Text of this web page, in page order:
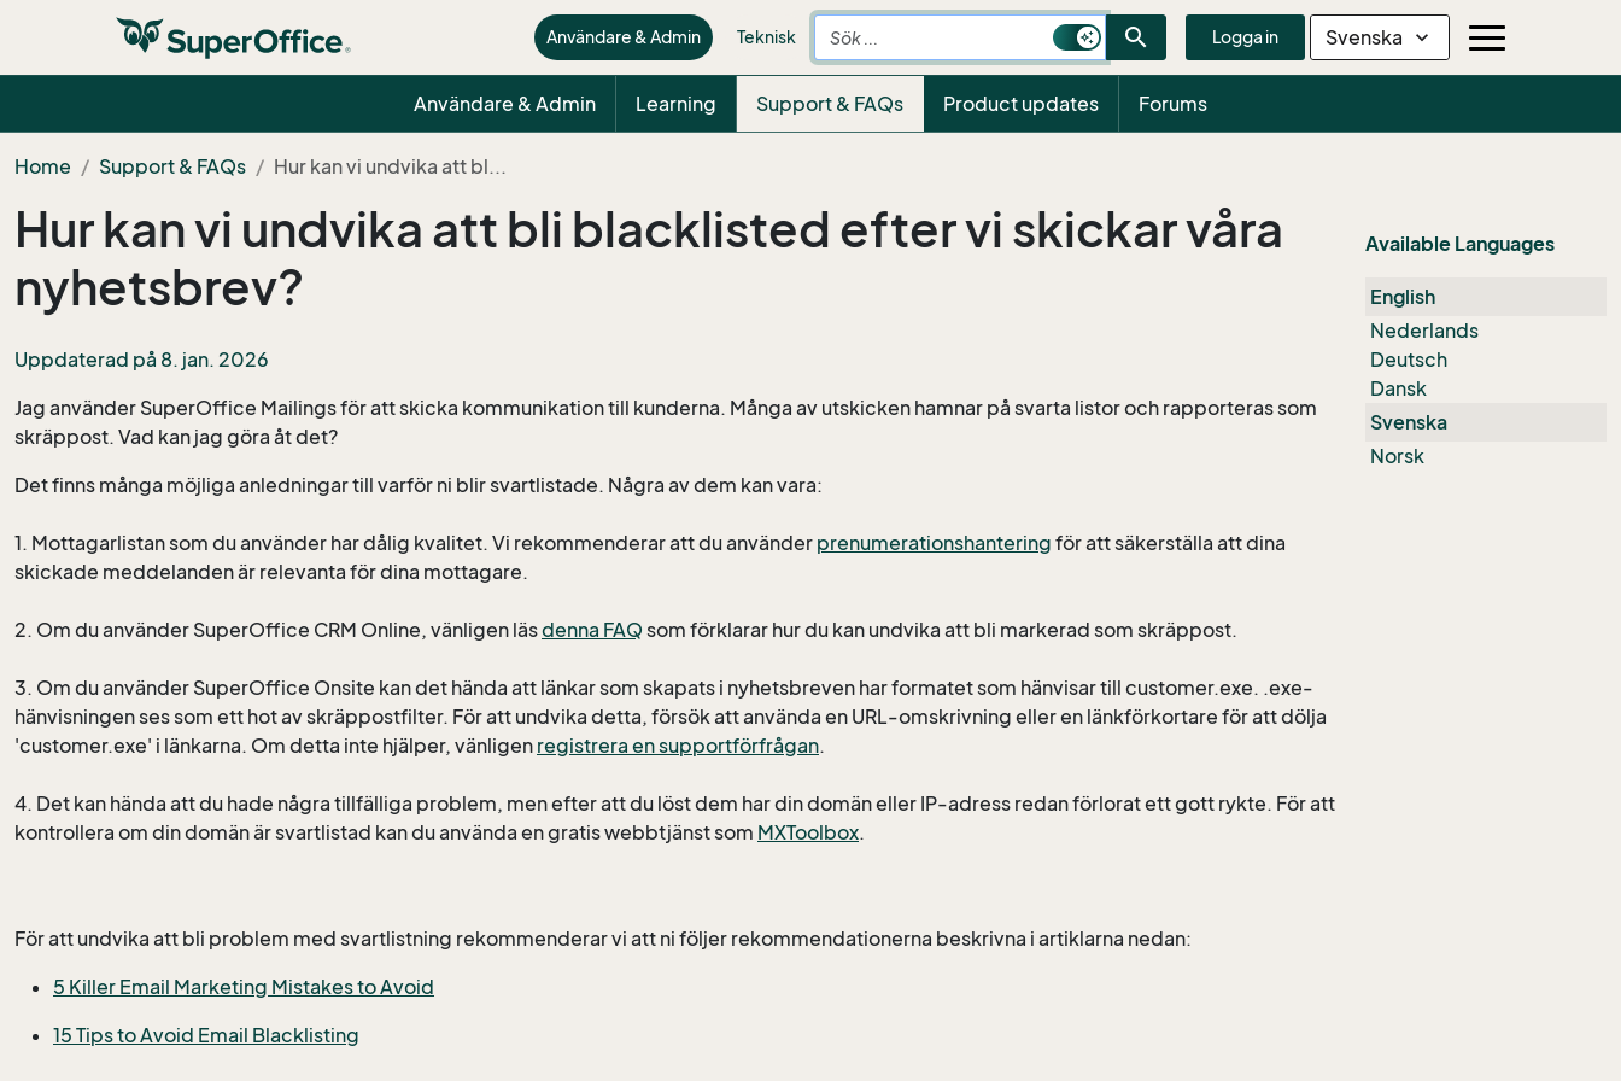
Användare & Admin Teknisk search Logga in Svenska expand_more
Användare & Admin Learning Support & FAQs Product updates Forums
Home Support & FAQs Hur kan vi undvika att bl...
Hur kan vi undvika att bli blacklisted efter vi skickar våra
nyhetsbrev?
Uppdaterad på 8. jan. 2026
Jag använder SuperOffice Mailings för att skicka kommunikation till kunderna. Många av utskicken hamnar på svarta listor och rapporteras som
skräppost. Vad kan jag göra åt det?
Det finns många möjliga anledningar till varför ni blir svartlistade. Några av dem kan vara:
1. Mottagarlistan som du använder har dålig kvalitet. Vi rekommenderar att du använder prenumerationshantering för att säkerställa att dina
skickade meddelanden är relevanta för dina mottagare.
2. Om du använder SuperOffice CRM Online, vänligen läsdenna FAQ som förklarar hur du kan undvika att bli markerad som skräppost.
3. Om du använder SuperOffice Onsite kan det hända att länkar som skapats i nyhetsbreven har formatet som hänvisar till customer.exe. .exe-
hänvisningen ses som ett hot av skräppostfilter. För att undvika detta, försök att använda en URL-omskrivning eller en länkförkortare för att dölja
'customer.exe' i länkarna. Om detta inte hjälper, vänligen registrera en supportförfrågan.
4. Det kan hända att du hade några tillfälliga problem, men efter att du löst dem har din domän eller IP-adress redan förlorat ett gott rykte. För att
kontrollera om din domän är svartlistad kan du använda en gratis webbtjänst som MXToolbox.
För att undvika att bli problem med svartlistning rekommenderar vi att ni följer rekommendationerna beskrivna i artiklarna nedan:
5 Killer Email Marketing Mistakes to Avoid
15 Tips to Avoid Email Blacklisting
Available Languages
English
Nederlands
Deutsch
Dansk
Svenska
Norsk